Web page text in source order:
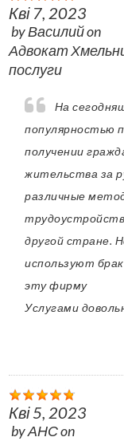
Кві 7, 2023
byВасилийon
Адвокат
послуги
На
популярностью
получении
жительства за
различные
другой стране.
используют
эту фирму
Услугами
Кві 5, 2023
byАНСon